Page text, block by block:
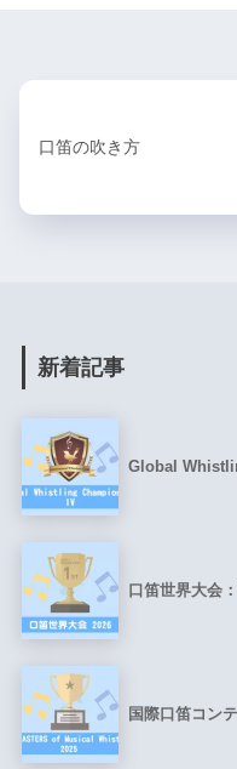
口笛の吹き方
新着記事
Global
口笛世界大会
国際口笛コン